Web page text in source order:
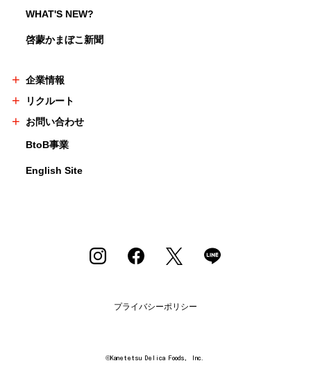
WHAT'S NEW?
啓蒙かまぼこ新聞
企業情報
リクルート
お問い合わせ
BtoB事業
English Site
プライバシーポリシー
©Kanetetsu Delica Foods, Inc.